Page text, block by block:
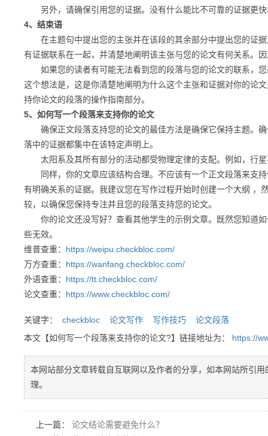
另外，请确保引用您的证据。没有什么能比不可靠的证据更快
4、结束语
在主题句中提出您的主张并在该段的其余部分中提出您的证据
有证据联系在一起，并清楚地阐明该主张与您的论文有何关系。
如果您的读者有可能无法看到您的段落与您的论文的联系，您
这个想法是，这是你清楚地阐明为什么这个主张和证据对你的论
持你论文的段落的操作指南部分。
5、如何写一个段落来支持你的论文
确保正文段落支持您的论文的最佳方法是确保它保持主题。确
落中的证据都集中在该特定声明上。
太阳系及其所有​​部分的活动都受物理定律的支配。例如，行星
同样，你的文章应该结构合理。不应该有一个正文段落来支持
有明确关系的证据。我建议您在写作过程开始时创建一个大纲
较，以确保您保持专注并且您的段落支持您的论文。
你的论文还没写好？查看其他学生的示例文章。既然您知道如
些无效。
维普查重： https://weipu.checkbloc.com/
万方查重： https://wanfang.checkbloc.com/
外语查重： https://tt.checkbloc.com/
论文查重： https://www.checkbloc.com/
关键字： checkbloc 论文写作 写作技巧
论文段落
本文【如何写一个段落来支持你的论文?】链接地址为： https://
本网站部分文章转载自互联网以及作者的分享，如本网站所引
理。
上一篇： 论文结论需要避免什么？